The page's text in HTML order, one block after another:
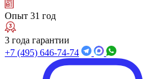
Опыт 31 год
3 года гарантии
+7 (495) 646-74-74